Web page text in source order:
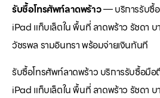
รับซื้อโทรศัพท์ลาดพร้าว— บริการรับซื้
iPad แท็บเล็ตใน พื้นที่ ลาดพร้าว รัชดา
วัชรพล รามอินทรา พร้อมจ่ายเงินทันที
รับซื้อโทรศัพท์ลาดพร้าว บริการรับซื้อมื
iPad แท็บเล็ตใน พื้นที่ ลาดพร้าว รัชดา